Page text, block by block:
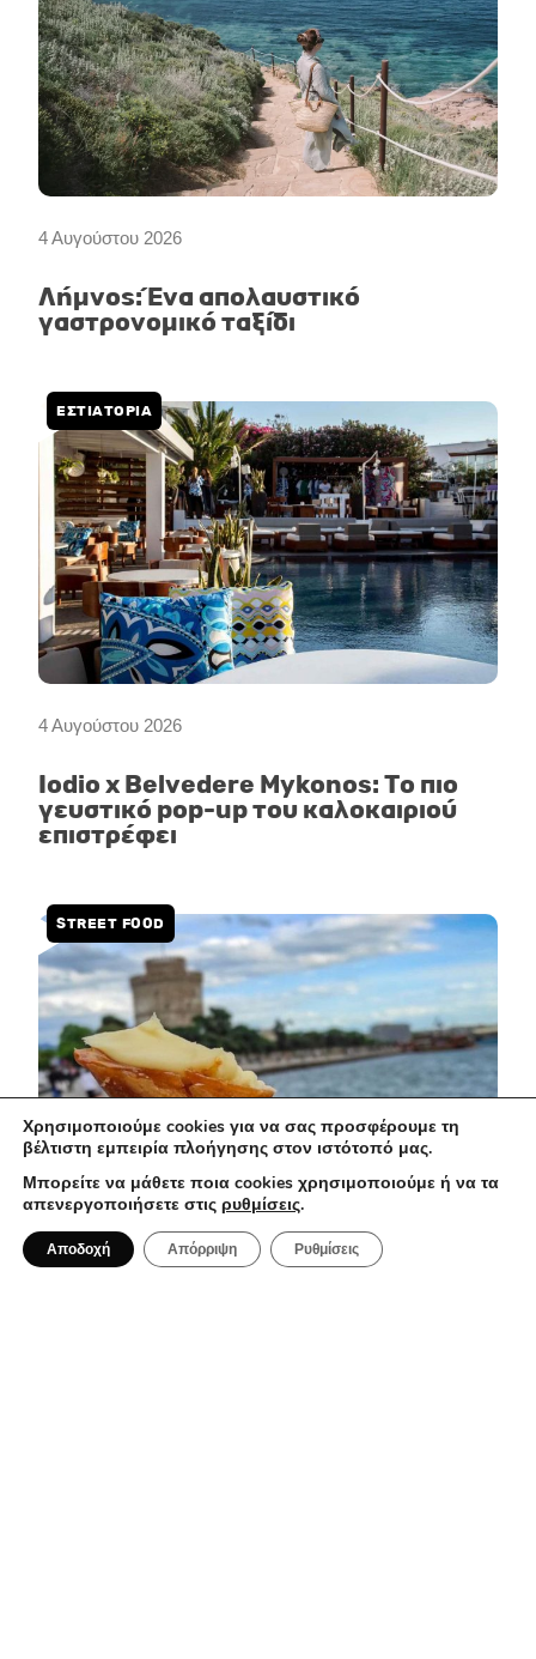
4 Αυγούστου 2026
Λήμνος: Ένα απολαυστικό
γαστρονομικό ταξίδι
4 Αυγούστου 2026
ΕΣΤΙΑΤΟΡΙΑ
Iodio x Belvedere Mykonos: Το πιο
γευστικό pop-up του καλοκαιριού
επιστρέφει
3 Αυγούστου 2026
STREET FOOD
Χρησιμοποιούμε cookies για να σας προσφέρουμε τη
βέλτιστη εμπειρία πλοήγησης στον ιστότοπό μας.
Μπορείτε να μάθετε ποια cookies χρησιμοποιούμε ή να τα
απενεργοποιήσετε στις ρυθμίσεις.
Αποδοχή Απόρριψη Ρυθμίσεις